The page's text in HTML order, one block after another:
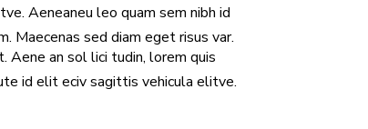
Aeneaneu leo quam sem nibh id
Maecenas sed diam eget risus var.
Aene an sol lici tudin, lorem quis
id elit eciv sagittis vehicula elitve.